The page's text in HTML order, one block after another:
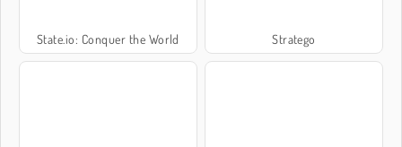
State.io: Conquer the World Stratego